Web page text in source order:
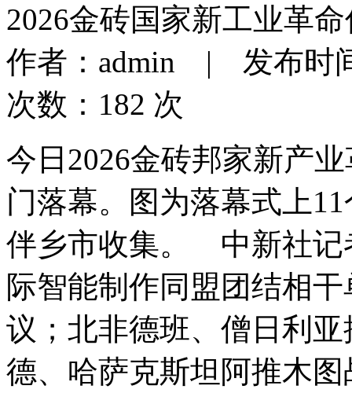
2026金砖国家新工业革
作者：admin | 发布时
次数：182 次
今日2026金砖邦家新产
门落幕。图为落幕式上
伴乡市收集。 中新社
际智能制作同盟团结相
议；北非德班、僧日利
德、哈萨克斯坦阿推木